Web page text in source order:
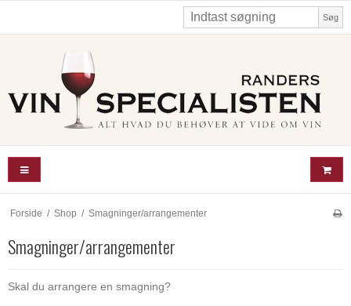
Søg
Forside / Shop / Smagninger/arrangementer
Smagninger/arrangementer
Skal du arrangere en smagning?